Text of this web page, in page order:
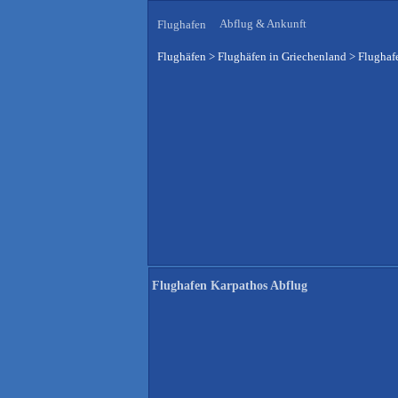
Flughafen Abflug & Ankunft
Flughäfen > Flughäfen in Griechenland >
Flughafen Karpathos Abflug